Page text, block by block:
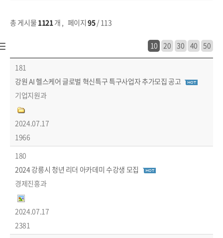
총 게시물 1121개 , 페이지95/ 113
10 20 30 40 50
181
강원 AI 헬스케어 글로벌 혁신특구 특구사업자 추가모집 공고
기업지원과
2024.07.17
1966
180
2024 강릉시 청년 리더 아카데미 수강생 모집
경제진흥과
2024.07.17
2381